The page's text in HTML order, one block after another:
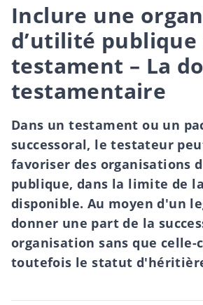
Inclure une
d’utilité publique
testament – La
testamentaire
Dans un testament ou un
successoral, le testateur
favoriser des organisations
publique, dans la limite de
disponible. Au moyen d'un
donner une part de la
organisation sans que celle-
toutefois le statut